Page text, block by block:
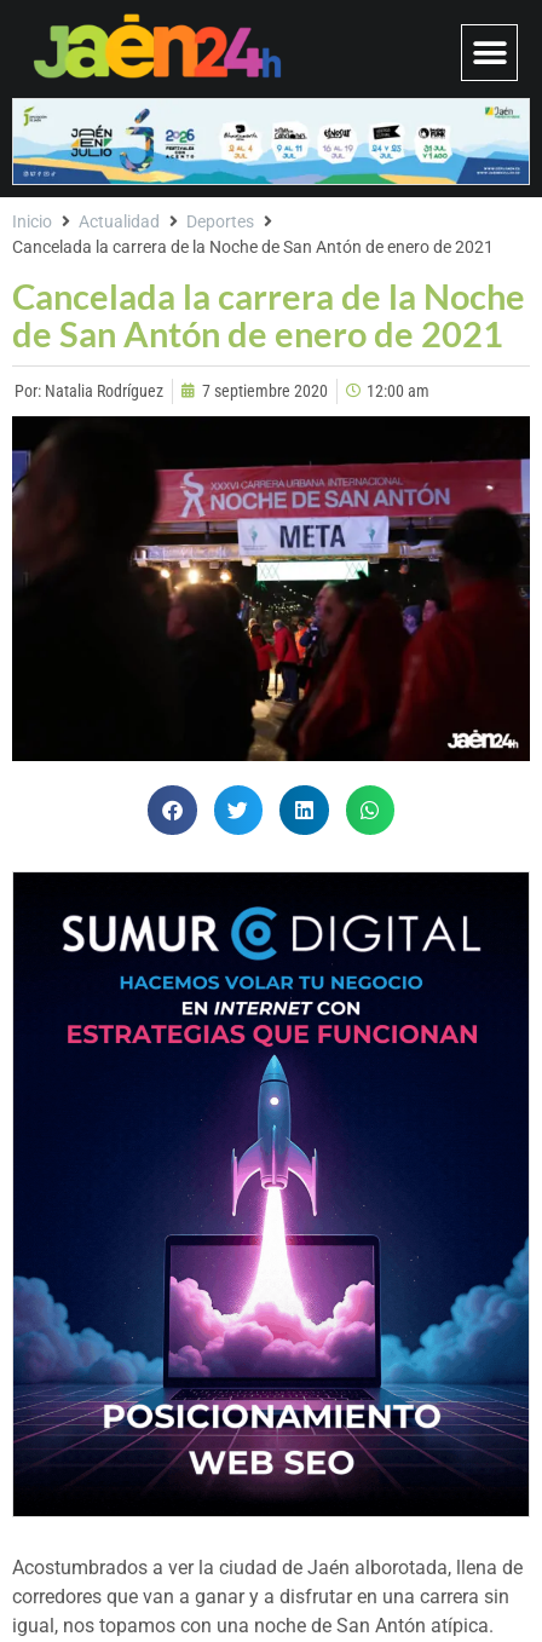
Cancelada la carrera de la Noche
de San Antón de enero de 2021
Inicio Actualidad
Deportes
Cancelada la carrera de la Noche de San Antón de enero de 2021
Por: Natalia Rodríguez 7 septiembre 2020 12:00 am
Acostumbrados a ver la ciudad de Jaén alborotada, llena de
corredores que van a ganar y a disfrutar en una carrera sin
igual, nos topamos con una noche de San Antón atípica.